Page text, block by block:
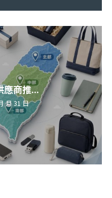
應商推...
月 31 日